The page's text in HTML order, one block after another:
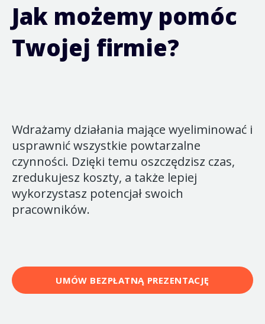
Jak możemy pomóc
Twojej firmie?
Wdrażamy działania mające wyeliminować i
usprawnić wszystkie powtarzalne
czynności. Dzięki temu oszczędzisz czas,
zredukujesz koszty, a także lepiej
wykorzystasz potencjał swoich
pracowników.
UMÓW BEZPŁATNĄ PREZENTACJĘ